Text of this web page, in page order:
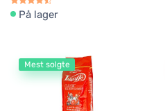
På lager
Mest solgte